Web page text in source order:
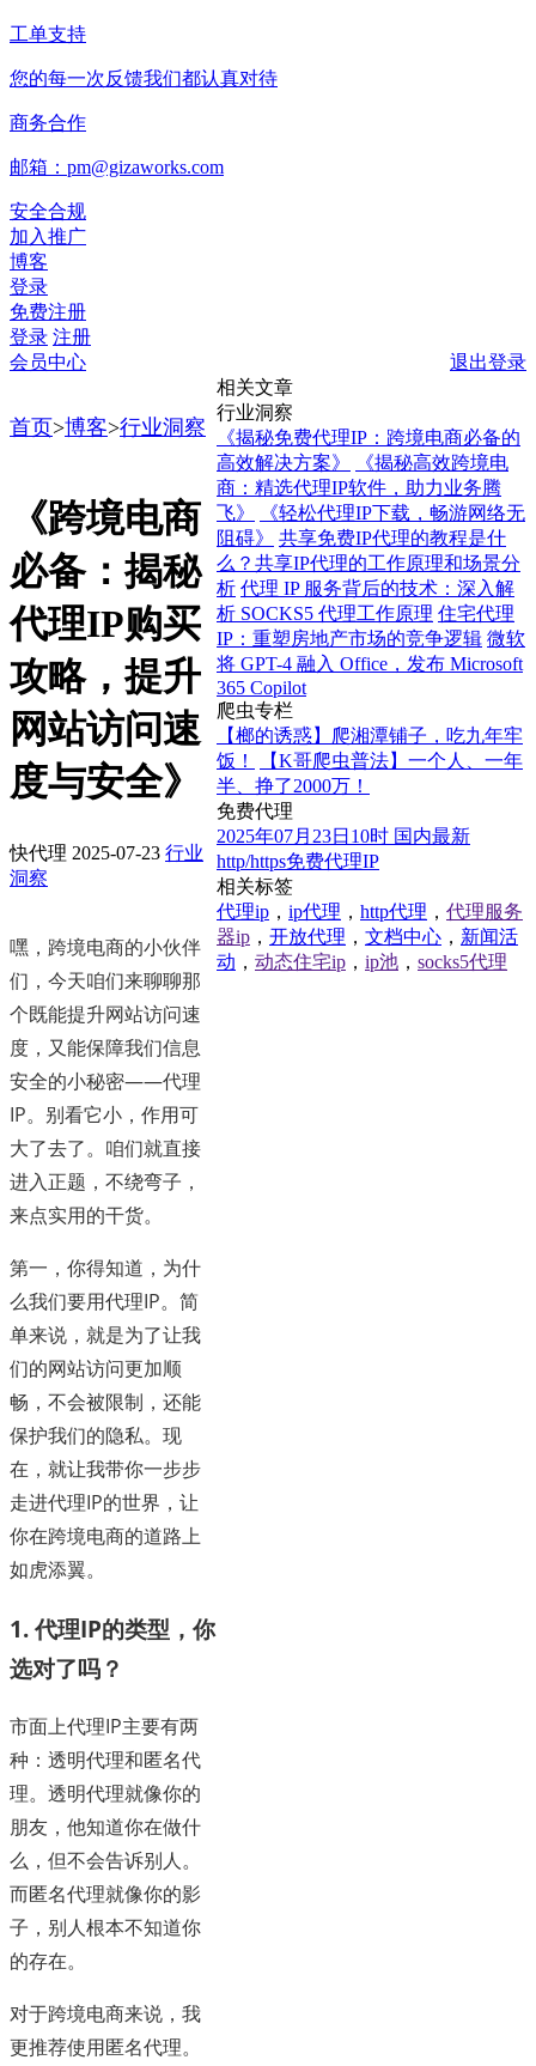
工单支持
您的每一次反馈我们都认真对待
商务合作
邮箱：pm@gizaworks.com
安全合规
加入推广
博客
登录
免费注册
登录 注册
会员中心
退出登录
首页>博客>行业洞察
《跨境电商
必备：揭秘
代理IP购买
攻略，提升
网站访问速
度与安全》
快代理 2025-07-23 行业
洞察
嘿，跨境电商的小伙伴
们，今天咱们来聊聊那
个既能提升网站访问速
度，又能保障我们信息
安全的小秘密——代理
IP。别看它小，作用可
大了去了。咱们就直接
进入正题，不绕弯子，
来点实用的干货。
第一，你得知道，为什
么我们要用代理IP。简
单来说，就是为了让我
们的网站访问更加顺
畅，不会被限制，还能
保护我们的隐私。现
在，就让我带你一步步
走进代理IP的世界，让
你在跨境电商的道路上
如虎添翼。
1. 代理IP的类型，你
选对了吗？
市面上代理IP主要有两
种：透明代理和匿名代
理。透明代理就像你的
朋友，他知道你在做什
么，但不会告诉别人。
而匿名代理就像你的影
子，别人根本不知道你
的存在。
对于跨境电商来说，我
更推荐使用匿名代理。
相关文章
行业洞察
《揭秘免费代理IP：跨境电商必备的
高效解决方案》
《揭秘高效跨境电
商：精选代理IP软件，助力业务腾
飞》
《轻松代理IP下载，畅游网络无
阻碍》
共享免费IP代理的教程是什
么？共享IP代理的工作原理和场景分
析 代理 IP 服务背后的技术：深入解
析 SOCKS5 代理工作原理 住宅代理
IP：重塑房地产市场的竞争逻辑 微软
将 GPT-4 融入 Office，发布 Microsoft
365 Copilot
爬虫专栏
【榔的诱惑】爬湘潭铺子，吃九年牢
饭！
【K哥爬虫普法】一个人、一年
半、挣了2000万！
免费代理
2025年07月23日10时 国内最新
http/https免费代理IP
相关标签
代理ip ， ip代理 ， http代理 ， 代理服务
器ip ， 开放代理 ， 文档中心 ， 新闻活
动 ， 动态住宅ip ， ip池 ， socks5代理